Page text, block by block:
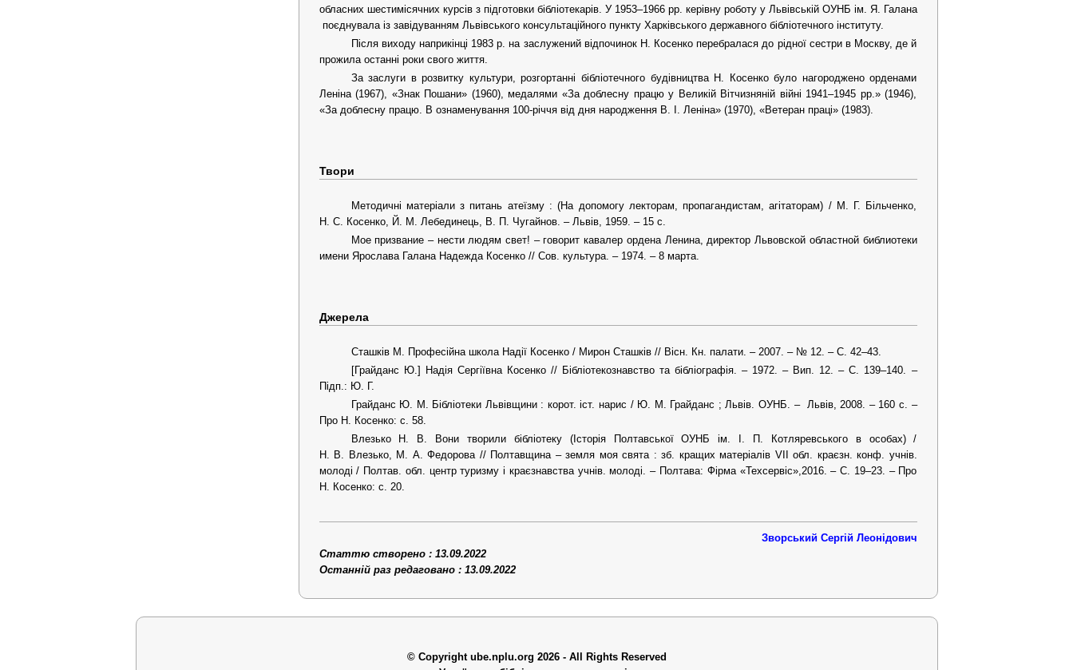
обласних шестимісячних курсів з підготовки бібліотекарів. У 1953–1966 рр. керівну роботу у Львівській ОУНБ ім. Я. Галана
поєднувала із завідуванням Львівського консультаційного пункту Харківського державного бібліотечного інституту.
Після виходу наприкінці 1983 р. на заслужений відпочинок Н. Косенко перебралася до рідної сестри в Москву, де й
прожила останні роки свого життя.
За заслуги в розвитку культури, розгортанні бібліотечного будівництва Н. Косенко було нагороджено орденами
Леніна (1967), «Знак Пошани» (1960), медалями «За доблесну працю у Великій Вітчизняній війні 1941–1945 рр.» (1946),
«За доблесну працю. В ознаменування 100-річчя від дня народження В. І. Леніна» (1970), «Ветеран праці» (1983).
Твори
Методичні матеріали з питань атеїзму : (На допомогу лекторам, пропагандистам, агітаторам) / М. Г. Більченко,
Н. С. Косенко, Й. М. Лебединець, В. П. Чугайнов. – Львів, 1959. – 15 с.
Мое призвание – нести людям свет! – говорит кавалер ордена Ленина, директор Львовской областной библиотеки
имени Ярослава Галана Надежда Косенко // Сов. культура. – 1974. – 8 марта.
Джерела
Сташків М. Професійна школа Надії Косенко / Мирон Сташків // Вісн. Кн. палати. – 2007. – № 12. – С. 42–43.
[Грайданс Ю.] Надія Сергіївна Косенко // Бібліотекознавство та бібліографія. – 1972. – Вип. 12. – С. 139–140. –
Підп.: Ю. Г.
Грайданс Ю. М. Бібліотеки Львівщини : корот. іст. нарис / Ю. М. Грайданс ; Львів. ОУНБ. – Львів, 2008. – 160 с. –
Про Н. Косенко: с. 58.
Влезько Н. В. Вони творили бібліотеку (Історія Полтавської ОУНБ ім. І. П. Котляревського в особах) /
Н. В. Влезько, М. А. Федорова // Полтавщина – земля моя свята : зб. кращих матеріалів VII обл. краєзн. конф. учнів.
молоді / Полтав. обл. центр туризму і краєзнавства учнів. молоді. – Полтава: Фірма «Техсервіс»,2016. – С. 19–23. – Про
Н. Косенко: с. 20.
Зворський Сергій Леонідович
Статтю створено : 13.09.2022
Останній раз редаговано : 13.09.2022
© Copyright ube.nplu.org 2026 - All Rights Reserved